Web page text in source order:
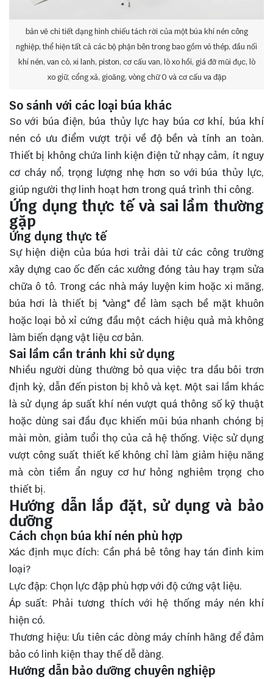
bản vẽ chi tiết dạng hình chiếu tách rời của một búa khí nén công
nghiệp, thể hiện tất cả các bộ phận bên trong bao gồm vỏ thép, đầu nối
khí nén, van cò, xi lanh, piston, cơ cấu van, lò xo hồi, giá đỡ mũi đục, lò
xo giữ, cổng xả, gioăng, vòng chữ O và cơ cấu va đập
So sánh với các loại búa khác
So với búa điện, búa thủy lực hay búa cơ khí, búa khí
nén có ưu điểm vượt trội về độ bền và tính an toàn.
Thiết bị không chứa linh kiện điện tử nhạy cảm, ít nguy
cơ cháy nổ, trọng lượng nhẹ hơn so với búa thủy lực,
giúp người thợ linh hoạt hơn trong quá trình thi công.
Ứng dụng thực tế và sai lầm thường
gặp
Ứng dụng thực tế
Sự hiện diện của búa hơi trải dài từ các công trường
xây dựng cao ốc đến các xưởng đóng tàu hay trạm sửa
chữa ô tô. Trong các nhà máy luyện kim hoặc xi măng,
búa hơi là thiết bị "vàng" để làm sạch bề mặt khuôn
hoặc loại bỏ xỉ cứng đầu một cách hiệu quả mà không
làm biến dạng vật liệu cơ bản.
Sai lầm cần tránh khi sử dụng
Nhiều người dùng thường bỏ qua việc tra dầu bôi trơn
định kỳ, dẫn đến piston bị khô và kẹt. Một sai lầm khác
là sử dụng áp suất khí nén vượt quá thông số kỹ thuật
hoặc dùng sai đầu đục khiến mũi búa nhanh chóng bị
mài mòn, giảm tuổi thọ của cả hệ thống. Việc sử dụng
vượt công suất thiết kế không chỉ làm giảm hiệu năng
mà còn tiềm ẩn nguy cơ hư hỏng nghiêm trọng cho
thiết bị.
Hướng dẫn lắp đặt, sử dụng và bảo
dưỡng
Cách chọn búa khí nén phù hợp
Xác định mục đích: Cần phá bê tông hay tán đinh kim
loại?
Lực đập: Chọn lực đập phù hợp với độ cứng vật liệu.
Áp suất: Phải tương thích với hệ thống máy nén khí
hiện có.
Thương hiệu: Ưu tiên các dòng máy chính hãng để đảm
bảo có linh kiện thay thế dễ dàng.
Hướng dẫn bảo dưỡng chuyên nghiệp